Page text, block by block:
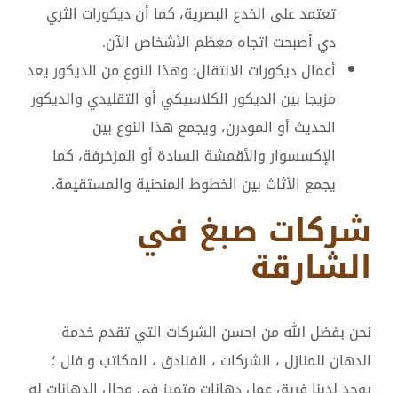
تعتمد على الخدع البصرية، كما أن ديكورات الثري
دي أصبحت اتجاه معظم الأشخاص الآن.
أعمال ديكورات الانتقال: وهذا النوع من الديكور يعد
مزيجا بين الديكور الكلاسيكي أو التقليدي والديكور
الحديث أو المودرن، ويجمع هذا النوع بين
الإكسسوار والأقمشة السادة أو المزخرفة، كما
يجمع الأثاث بين الخطوط المنحنية والمستقيمة.
شركات صبغ في
الشارقة
نحن بفضل الله من احسن الشركات التي تقدم خدمة
الدهان للمنازل ، الشركات ، الفنادق ، المكاتب و فلل ؛